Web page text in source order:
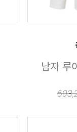
남자 루